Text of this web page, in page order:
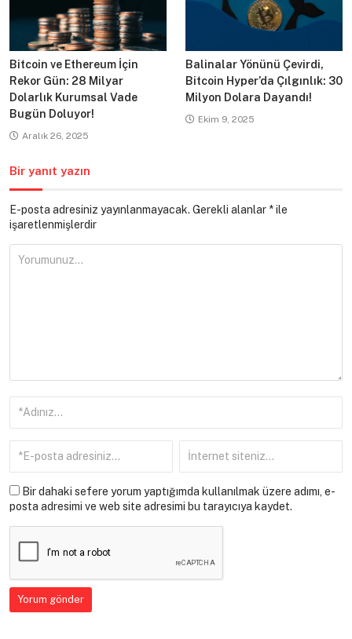
Bitcoin ve Ethereum İçin
Rekor Gün: 28 Milyar
Dolarlık Kurumsal Vade
Bugün Doluyor!
Aralık 26, 2025
Balinalar Yönünü Çevirdi,
Bitcoin Hyper’da Çılgınlık: 30
Milyon Dolara Dayandı!
Ekim 9, 2025
Bir yanıt yazın
E-posta adresiniz yayınlanmayacak. Gerekli alanlar *ile
işaretlenmişlerdir
Bir dahaki sefere yorum yaptığımda kullanılmak üzere adımı, e-
posta adresimi ve web site adresimi bu tarayıcıya kaydet.